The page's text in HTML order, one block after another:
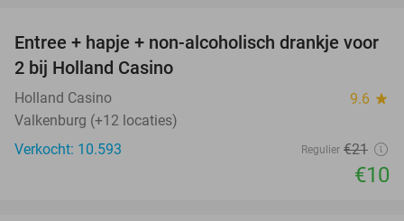
52%
Entree + hapje + non-alcoholisch drankje voor
2 bij Holland Casino
Holland Casino 9.6 star
Valkenburg (+12 locaties)
Verkocht: 10.593
Regulier €21
€10